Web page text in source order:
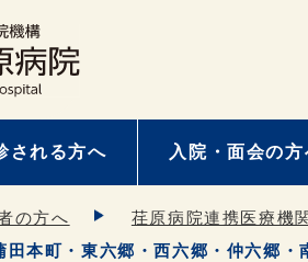
される方へ 入院・面会の方
の方へ 荏原病院連携医療機
田本町・東六郷・西六郷・仲六郷・